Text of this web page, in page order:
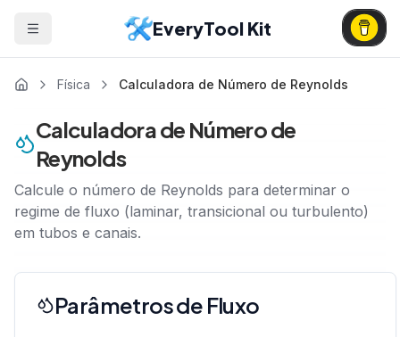
EveryTool Kit
Física Calculadora de Número de Reynolds
Calculadora de Número de
Reynolds
Calcule o número de Reynolds para determinar o
regime de fluxo (laminar, transicional ou turbulento)
em tubos e canais.
Parâmetros de Fluxo